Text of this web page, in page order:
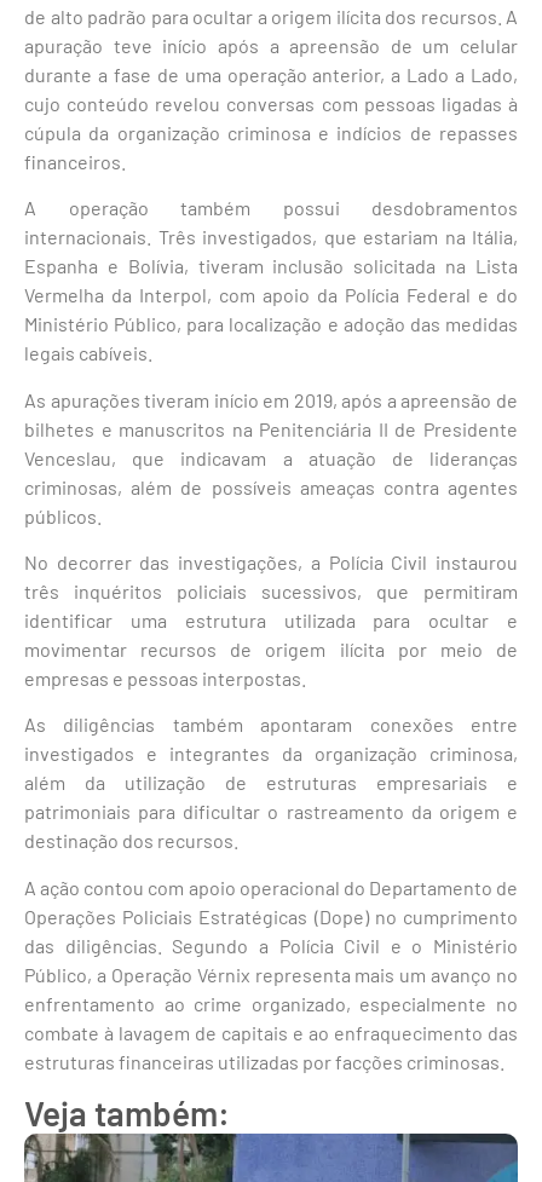
de alto padrão para ocultar a origem ilícita dos recursos. A
apuração teve início após a apreensão de um celular
durante a fase de uma operação anterior, a Lado a Lado,
cujo conteúdo revelou conversas com pessoas ligadas à
cúpula da organização criminosa e indícios de repasses
financeiros.
A operação também possui desdobramentos
internacionais. Três investigados, que estariam na Itália,
Espanha e Bolívia, tiveram inclusão solicitada na Lista
Vermelha da Interpol, com apoio da Polícia Federal e do
Ministério Público, para localização e adoção das medidas
legais cabíveis.
As apurações tiveram início em 2019, após a apreensão de
bilhetes e manuscritos na Penitenciária II de Presidente
Venceslau, que indicavam a atuação de lideranças
criminosas, além de possíveis ameaças contra agentes
públicos.
No decorrer das investigações, a Polícia Civil instaurou
três inquéritos policiais sucessivos, que permitiram
identificar uma estrutura utilizada para ocultar e
movimentar recursos de origem ilícita por meio de
empresas e pessoas interpostas.
As diligências também apontaram conexões entre
investigados e integrantes da organização criminosa,
além da utilização de estruturas empresariais e
patrimoniais para dificultar o rastreamento da origem e
destinação dos recursos.
A ação contou com apoio operacional do Departamento de
Operações Policiais Estratégicas (Dope) no cumprimento
das diligências. Segundo a Polícia Civil e o Ministério
Público, a Operação Vérnix representa mais um avanço no
enfrentamento ao crime organizado, especialmente no
combate à lavagem de capitais e ao enfraquecimento das
estruturas financeiras utilizadas por facções criminosas.
Veja também: